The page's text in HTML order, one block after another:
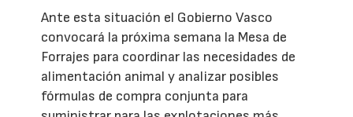
Ante esta situación el Gobierno Vasco
convocará la próxima semana la Mesa de
Forrajes para coordinar las necesidades de
alimentación animal y analizar posibles
fórmulas de compra conjunta para